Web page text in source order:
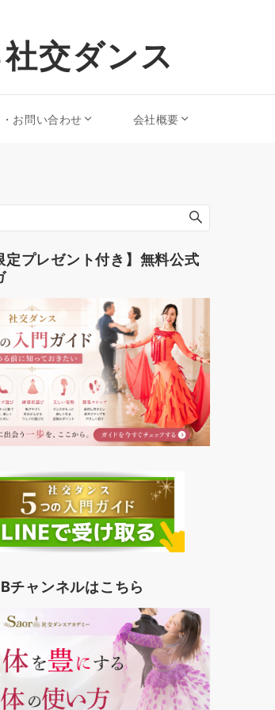
交ダンス
お問い合わせ 会社概要
定プレゼント付き】無料公式
チャンネルはこちら